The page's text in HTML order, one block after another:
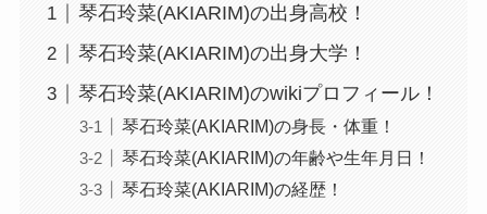
琴石玲菜(AKIARIM)の出身高校！
琴石玲菜(AKIARIM)の出身大学！
琴石玲菜(AKIARIM)のwikiプロフィール！
琴石玲菜(AKIARIM)の身長・体重！
琴石玲菜(AKIARIM)の年齢や生年月日！
琴石玲菜(AKIARIM)の経歴！